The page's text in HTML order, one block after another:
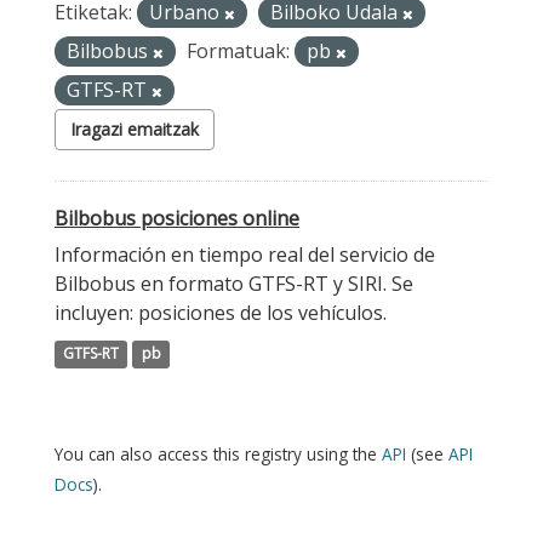
Etiketak: Urbano
Bilboko Udala
Bilbobus
Formatuak:
pb
GTFS-RT
Iragazi emaitzak
Bilbobus posiciones online
Información en tiempo real del servicio de
Bilbobus en formato GTFS-RT y SIRI. Se
incluyen: posiciones de los vehículos.
GTFS-RT pb
You can also access this registry using the API (see API
Docs).